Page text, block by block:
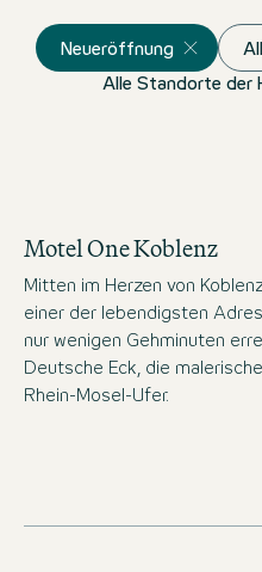
Neueröffnung
Alle Standorte der
Motel One Koblenz
Mitten im Herzen von
einer der lebendigsten
nur wenigen Gehminuten
Deutsche Eck, die
Rhein-Mosel-Ufer.